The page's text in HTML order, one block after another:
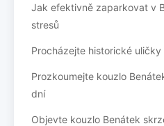
Jak efektivně zaparkovat v
stresů
Procházejte historické
Prozkoumejte kouzlo
dní
Objevte kouzlo Benátek